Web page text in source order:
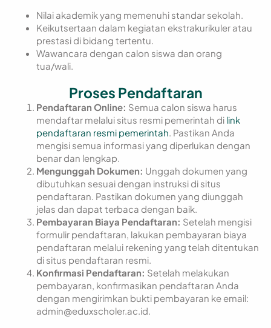
Nilai akademik yang memenuhi standar sekolah.
Keikutsertaan dalam kegiatan ekstrakurikuler atau
prestasi di bidang tertentu.
Wawancara dengan calon siswa dan orang
tua/wali.
Proses Pendaftaran
Pendaftaran Online: Semua calon siswa harus
mendaftar melalui situs resmi pemerintah di link
pendaftaran resmi pemerintah. Pastikan Anda
mengisi semua informasi yang diperlukan dengan
benar dan lengkap.
Mengunggah Dokumen: Unggah dokumen yang
dibutuhkan sesuai dengan instruksi di situs
pendaftaran. Pastikan dokumen yang diunggah
jelas dan dapat terbaca dengan baik.
Pembayaran Biaya Pendaftaran: Setelah mengisi
formulir pendaftaran, lakukan pembayaran biaya
pendaftaran melalui rekening yang telah ditentukan
di situs pendaftaran resmi.
Konfirmasi Pendaftaran: Setelah melakukan
pembayaran, konfirmasikan pendaftaran Anda
dengan mengirimkan bukti pembayaran ke email:
admin@eduxscholer.ac.id.